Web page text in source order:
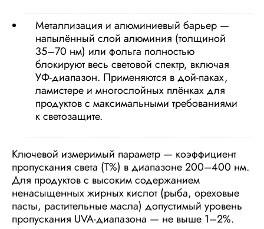
Металлизация и алюминиевый барьер —
напылённый слой алюминия (толщиной
35–70 нм) или фольга полностью
блокируют весь световой спектр, включая
УФ-диапазон. Применяются в дой-паках,
ламистере и многослойных плёнках для
продуктов с максимальными требованиями
к светозащите.
Ключевой измеримый параметр — коэффициент
пропускания света (T%) в диапазоне 200–400 нм.
Для продуктов с высоким содержанием
ненасыщенных жирных кислот (рыба, ореховые
пасты, растительные масла) допустимый уровень
пропускания UVA-диапазона — не выше 1–2%.